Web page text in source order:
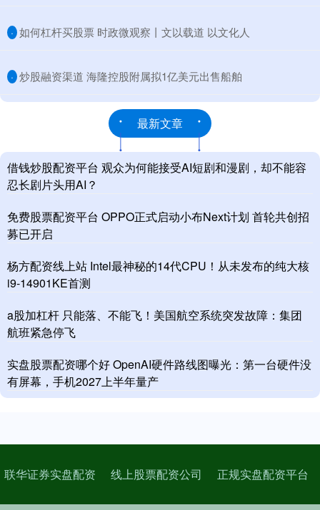
· ​如何杠杆买股票 时政微观察丨文以载道 以文化人
· ​炒股融资渠道 海隆控股附属拟1亿美元出售船舶
最新文章
借钱炒股配资平台 观众为何能接受AI短剧和漫剧，却不能容
忍长剧片头用AI？
免费股票配资平台 OPPO正式启动小布Next计划 首轮共创招
募已开启
杨方配资线上站 Intel最神秘的14代CPU！从未发布的纯大核
i9-14901KE首测
a股加杠杆 只能落、不能飞！美国航空系统突发故障：集团
航班紧急停飞
实盘股票配资哪个好 OpenAI硬件路线图曝光：第一台硬件没
有屏幕，手机2027上半年量产
联华证券实盘配资 线上股票配资公司 正规实盘配资平台